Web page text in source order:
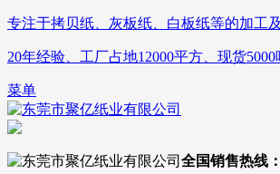
专注于拷贝纸、灰板纸、白板纸等的加工
20年经验、工厂占地12000平方 、现货5000
菜单
全国销售热线：